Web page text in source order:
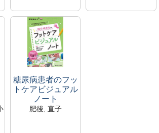
1003556
鷹野研究室（428研
究室）
専有資料のため閲覧
不可
広尾研究室
糖尿病患者のフッ
トケアビジュアル
ノート
肥後, 直子